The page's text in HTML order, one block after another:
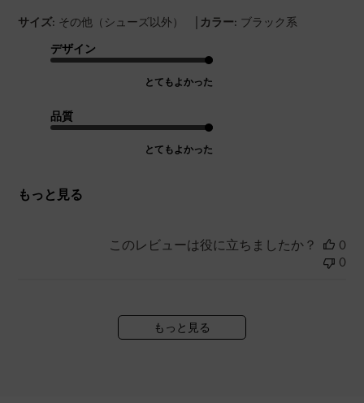
サイズ: その他（シューズ以外） | カラー: ブラック系
デザイン
とてもよかった
品質
とてもよかった
もっと見る
このレビューは役に立ちましたか？
0
0
もっと見る